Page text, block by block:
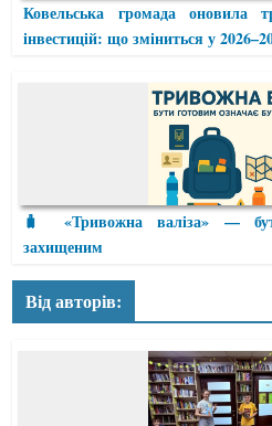
Ковельська громада оновила
інвестицій: що зміниться у
🧳 «Тривожна валіза» —
захищеним
Від авторів: